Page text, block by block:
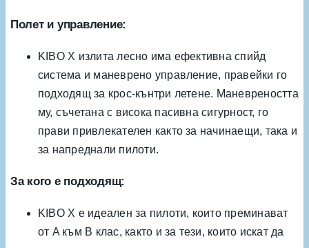
Полет и управление:
KIBO X излита лесно има ефективна спийд
система и маневрено управление, правейки го
подходящ за крос-кънтри летене. Маневреността
му, съчетана с висока пасивна сигурност, го
прави привлекателен както за начинаещи, така и
за напреднали пилоти.
За кого е подходящ:
KIBO X е идеален за пилоти, които преминават
от A към B клас, както и за тези, които искат да